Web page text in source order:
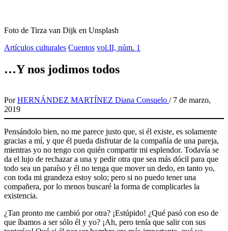
Foto de Tirza van Dijk en Unsplash
Artículos culturales Cuentos vol.II, núm. 1
…Y nos jodimos todos
Por HERNÁNDEZ MARTÍNEZ Diana Consuelo / 7 de marzo,
2019
Pensándolo bien, no me parece justo que, si él existe, es solamente
gracias a mí, y que él pueda disfrutar de la compañía de una pareja,
mientras yo no tengo con quién compartir mi esplendor. Todavía se
da el lujo de rechazar a una y pedir otra que sea más dócil para que
todo sea un paraíso y él no tenga que mover un dedo, en tanto yo,
con toda mi grandeza estoy solo; pero si no puedo tener una
compañera, por lo menos buscaré la forma de complicarles la
existencia.
¿Tan pronto me cambió por otra? ¡Estúpido! ¿Qué pasó con eso de
que íbamos a ser sólo él y yo? ¡Ah, pero tenía que salir con sus